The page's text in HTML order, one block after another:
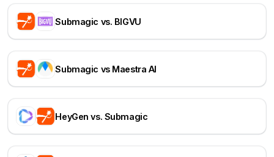
Submagic vs. BIGVU
Submagic vs Maestra AI
HeyGen vs. Submagic